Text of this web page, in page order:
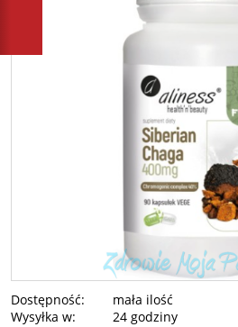
Dostępność:
mała ilość
Wysyłka w:
24 godziny